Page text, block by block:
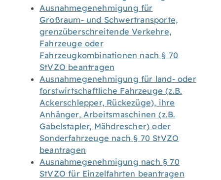
Ausnahmegenehmigung für
Großraum- und Schwertransporte,
grenzüberschreitende Verkehre,
Fahrzeuge oder
Fahrzeugkombinationen nach § 70
StVZO beantragen
Ausnahmegenehmigung für land- oder
forstwirtschaftliche Fahrzeuge (z.B.
Ackerschlepper, Rückezüge), ihre
Anhänger, Arbeitsmaschinen (z.B.
Gabelstapler, Mähdrescher) oder
Sonderfahrzeuge nach § 70 StVZO
beantragen
Ausnahmegenehmigung nach § 70
StVZO für Einzelfahrten beantragen